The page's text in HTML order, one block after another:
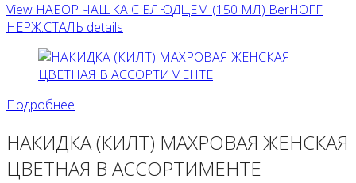
View НАБОР ЧАШКА С БЛЮДЦЕМ (150 МЛ) BerHOFF
НЕРЖ.СТАЛЬ details
Подробнее
НАКИДКА (КИЛТ) МАХРОВАЯ ЖЕНСКАЯ
ЦВЕТНАЯ В АССОРТИМЕНТЕ